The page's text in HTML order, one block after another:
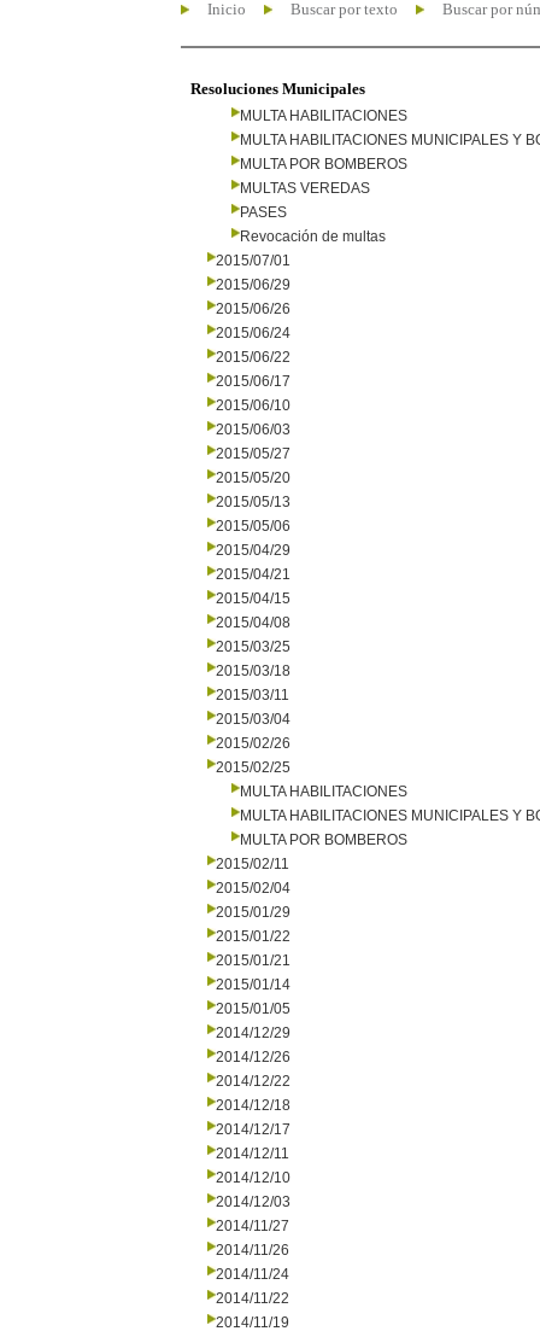
Inicio Buscar por texto Buscar por
Resoluciones Municipales
MULTA HABILITACIONES
MULTA HABILITACIONES MUNICIPALES Y
MULTA POR BOMBEROS
MULTAS VEREDAS
PASES
Revocación de multas
2015/07/01
2015/06/29
2015/06/26
2015/06/24
2015/06/22
2015/06/17
2015/06/10
2015/06/03
2015/05/27
2015/05/20
2015/05/13
2015/05/06
2015/04/29
2015/04/21
2015/04/15
2015/04/08
2015/03/25
2015/03/18
2015/03/11
2015/03/04
2015/02/26
2015/02/25
MULTA HABILITACIONES
MULTA HABILITACIONES MUNICIPALES Y
MULTA POR BOMBEROS
2015/02/11
2015/02/04
2015/01/29
2015/01/22
2015/01/21
2015/01/14
2015/01/05
2014/12/29
2014/12/26
2014/12/22
2014/12/18
2014/12/17
2014/12/11
2014/12/10
2014/12/03
2014/11/27
2014/11/26
2014/11/24
2014/11/22
2014/11/19